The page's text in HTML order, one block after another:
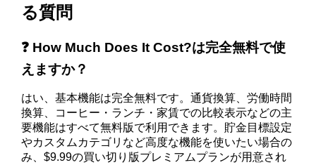
る質問
❓ How Much Does It Cost?は完全無料で使
えますか？
はい、基本機能は完全無料です。通貨換算、労働時間
換算、コーヒー・ランチ・家賃での比較表示などの主
要機能はすべて無料版で利用できます。貯金目標設定
やカスタムカテゴリなど高度な機能を使いたい場合の
み、$9.99の買い切り版プレミアムプランが用意され